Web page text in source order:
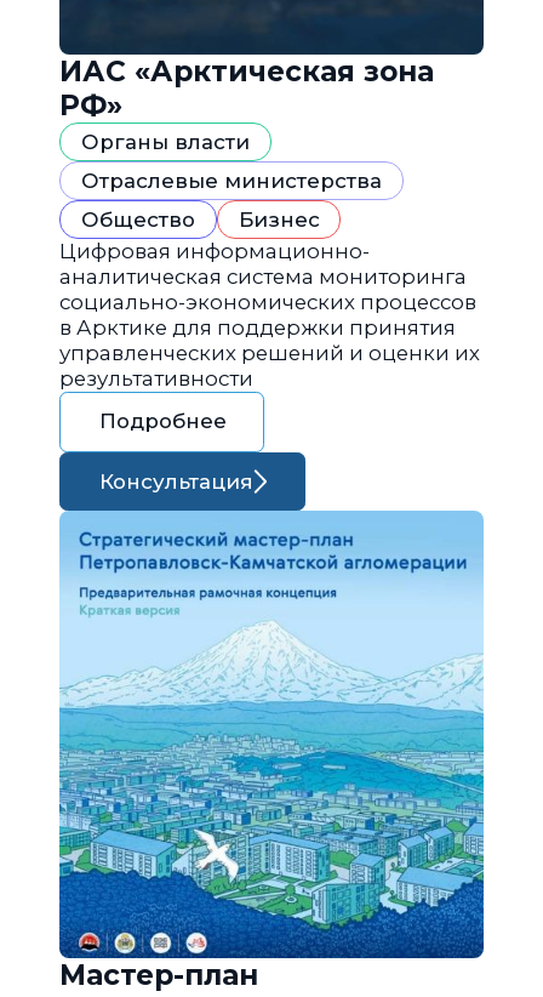
ИАС «Арктическая зона
РФ»
Органы власти
Отраслевые министерства
Общество
Бизнес
Цифровая информационно-
аналитическая система мониторинга
социально-экономических процессов
в Арктике для поддержки принятия
управленческих решений и оценки их
результативности
Подробнее
Консультация
Мастер-план